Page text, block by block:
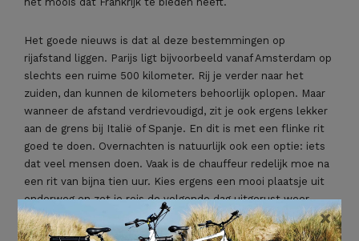
Het goede nieuws is dat al deze bestemmingen op
rijafstand liggen. Parijs ligt bijvoorbeeld vanaf Amsterdam op
slechts een ruime 500 kilometer. Rij je verder naar het
zuiden, dan kunnen de kilometers behoorlijk oplopen. Maar
wanneer de afstand verdrievoudigd, zit je ook ergens lekker
aan de grens bij Italië of Spanje. En dit is met een flinke rit
goed te doen. Overnachten is natuurlijk ook een optie: iets
dat veel mensen doen. Vaak is de chauffeur redelijk moe na
een rit van bijna tien uur. Kies ergens een mooi plaatsje uit
onderweg en zet je reis de volgende dag uitgerust weer
voort. Je kunt natuurlijk ook met meerdere mensen rijden;
het is maar net wat je persoonlijke voorkeur is. Met een
×